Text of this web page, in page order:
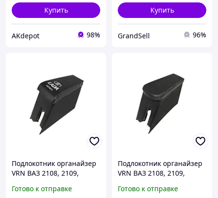
Купить
AKdepot 98%
Купить
GrandSell 96%
Подлокотник органайзер
VRN ВАЗ 2108, 2109,
"LADA Samara" (42940)
Готово к отправке
Подлокотник органайзер
VRN ВАЗ 2108, 2109,
Готово к отправке